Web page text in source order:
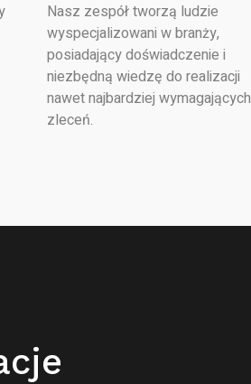
Nasz zespół tworzą ludzie
wyspecjalizowani w branży,
posiadający doświadczenie i
niezbędną wiedzę do realizacji
nawet najbardziej wymagających
zleceń.